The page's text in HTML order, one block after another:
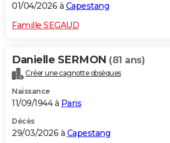
01/04/2026 à Capestang
Famille SEGAUD
Danielle SERMON (81 ans)
Créer une cagnotte obsèques
Naissance
11/09/1944 à Paris
Décès
29/03/2026 à Capestang